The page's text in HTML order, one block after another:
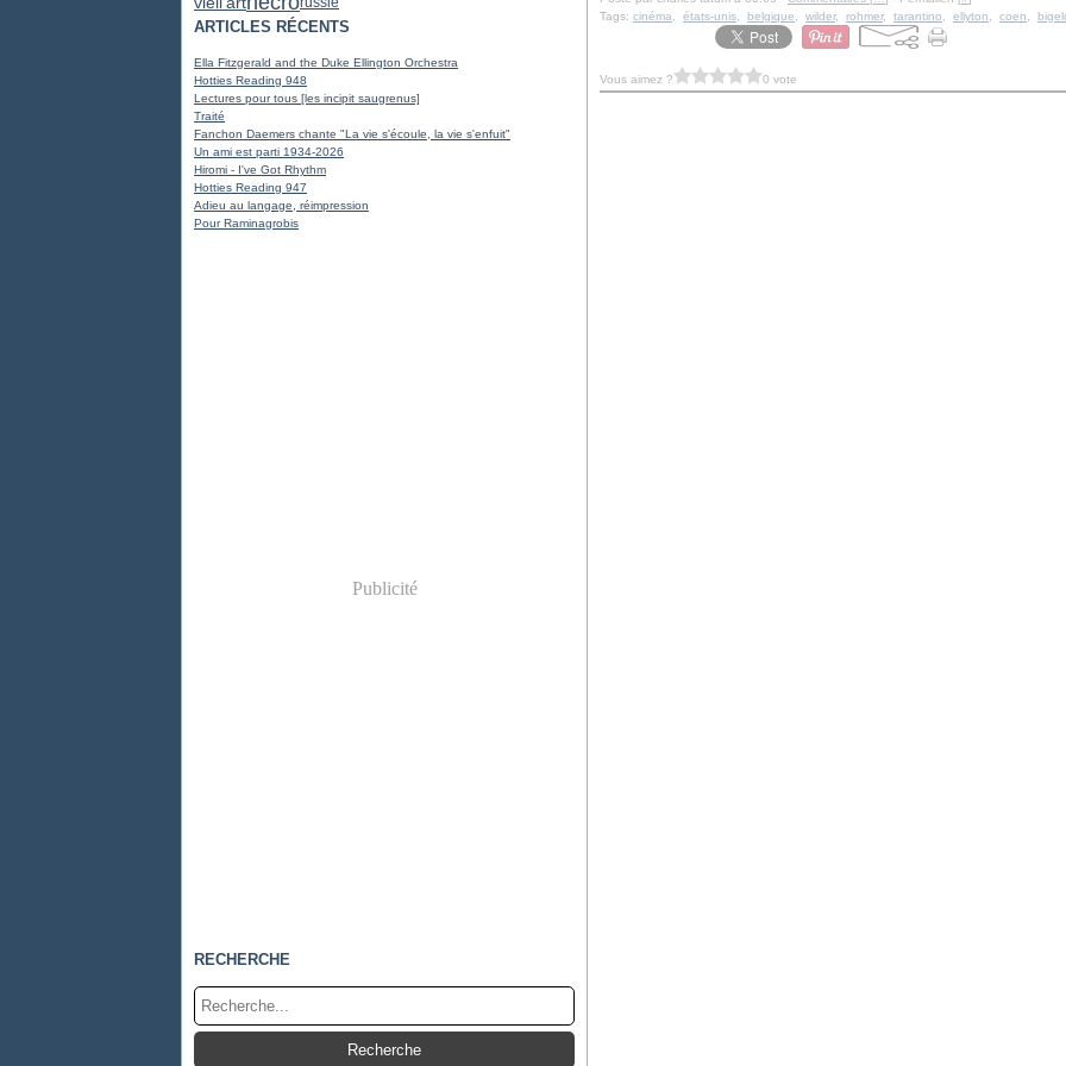
ARTICLES RÉCENTS
Ella Fitzgerald and the Duke Ellington Orchestra
Hotties Reading 948
Lectures pour tous [les incipit saugrenus]
Traité
Fanchon Daemers chante "La vie s'écoule, la vie s'enfuit"
Un ami est parti 1934-2026
Hiromi - I've Got Rhythm
Hotties Reading 947
Adieu au langage, réimpression
Pour Raminagrobis
Publicité
RECHERCHE
Tags: cinéma états-unis belgique wilder, rohmer, tarantino ellyton coen
Vous aimez ? 0 vote